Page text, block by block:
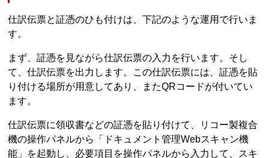
仕訳伝票と証憑のひも付けは、下記のような運用で行いま
す。
まず、証憑を見ながら仕訳伝票の入力を行います。そし
て、仕訳伝票を出力します。この仕訳伝票には、証憑を貼
り付ける場所が用意してあり、またQRコードが付いてい
ます。
仕訳伝票に領収書などの証憑を貼り付けて、リコー製複合
機の操作パネルから「ドキュメント管理Webスキャン機
能」を起動し、必要項目を操作パネルから入力して、スキ